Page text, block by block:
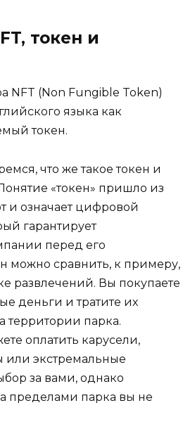
токен и
NFT (Non Fungible Token)
языка как
токен.
что же такое токен и
«токен» пришло из
и означает цифровой
гарантирует
перед его
можно сравнить, к примеру,
развлечений. Вы покупаете
деньги и тратите их
территории парка.
оплатить карусели,
или экстремальные
за вами, однако
пределами парка вы не